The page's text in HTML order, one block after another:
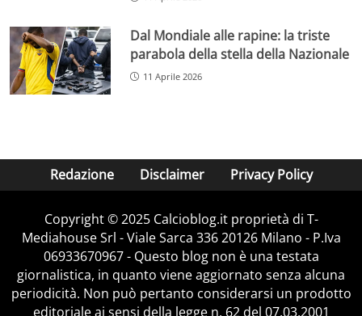
Dal Mondiale alle rapine: la triste
parabola della stella della Nazionale
11 Aprile 2026
Redazione Disclaimer Privacy Policy
Copyright © 2025 Calcioblog.it proprietà di T-
Mediahouse Srl - Viale Sarca 336 20126 Milano - P.Iva
06933670967 - Questo blog non è una testata
giornalistica, in quanto viene aggiornato senza alcuna
periodicità. Non può pertanto considerarsi un prodotto
editoriale ai sensi della legge n. 62 del 07.03.2001